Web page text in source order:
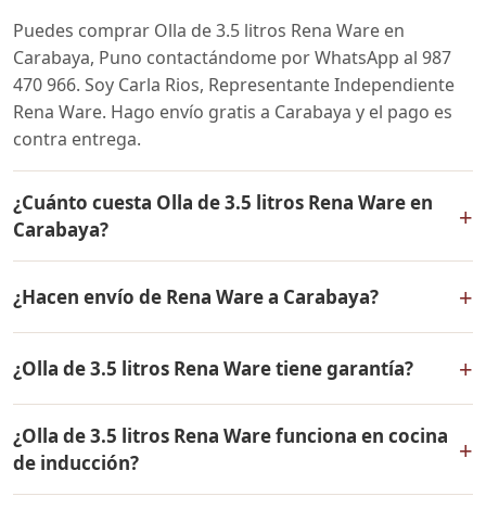
Puedes comprar Olla de 3.5 litros Rena Ware en
Carabaya, Puno contactándome por WhatsApp al 987
470 966. Soy Carla Rios, Representante Independiente
Rena Ware. Hago envío gratis a Carabaya y el pago es
contra entrega.
¿Cuánto cuesta Olla de 3.5 litros Rena Ware en
Carabaya?
+
todo el Perú. Contáctame por WhatsApp para conocer
el precio actual, promociones disponibles y facilidades
de pago en cuotas desde el 10% de inicial.
¿Hacen envío de Rena Ware a Carabaya? +
a Carabaya, Puno y a todo el Perú. El pago es contra
entrega.
¿Olla de 3.5 litros Rena Ware tiene garantía? +
vida contra defectos de fabricación. Todos los
productos Rena Ware están fabricados en acero
inoxidable quirúrgico 18/10 de la más alta calidad.
¿Olla de 3.5 litros Rena Ware funciona en cocina
de inducción?
+